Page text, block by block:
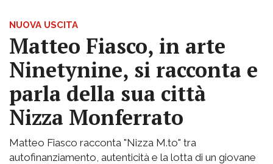
NUOVA USCITA
Matteo Fiasco, in arte
Ninetynine, si racconta e
parla della sua città
Nizza Monferrato
Matteo Fiasco racconta "Nizza M.to" tra
autofinanziamento, autenticità e la lotta di un giovane